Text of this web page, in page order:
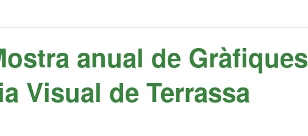
anual de Gràfiques
Visual de Terrassa